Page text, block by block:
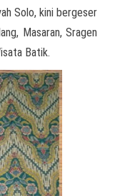
Solo, kini bergeser
Masaran, Sragen
Batik.